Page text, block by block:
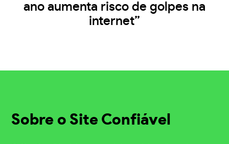
ano aumenta risco de golpes na
internet”
Sobre o Site Confiável